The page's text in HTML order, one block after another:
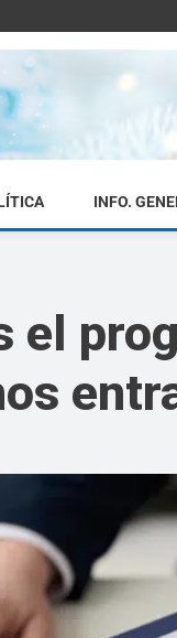
INFO.
el